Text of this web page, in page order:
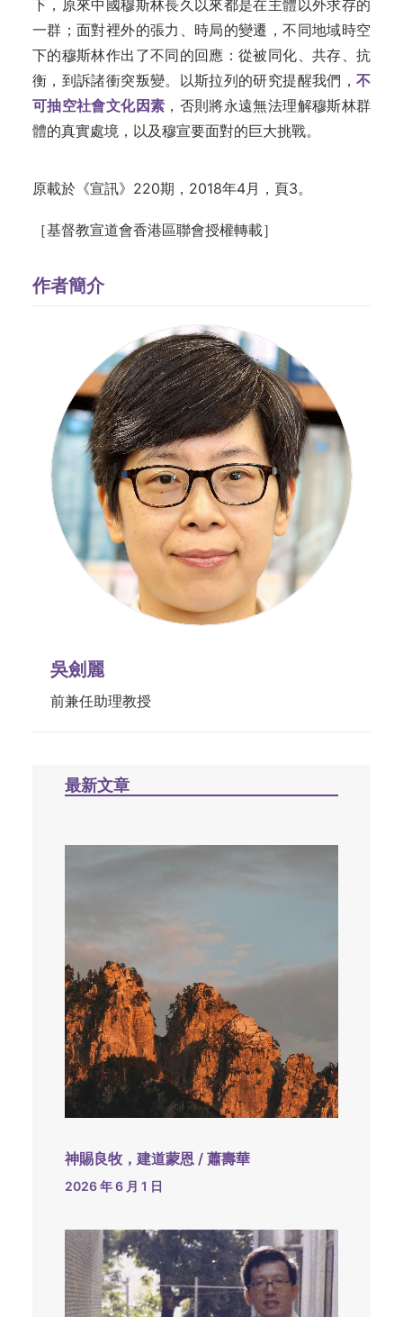
下，原來中國穆斯林長久以來都是在主體以外求存的
一群；面對裡外的張力、時局的變遷，不同地域時空
下的穆斯林作出了不同的回應：從被同化、共存、抗
衡，到訴諸衝突叛變。以斯拉列的研究提醒我們， 不
可抽空社會文化因素 ，否則將永遠無法理解穆斯林群
體的真實處境，以及穆宣要面對的巨大挑戰。
原載於《宣訊》220期，2018年4月，頁3。
［基督教宣道會香港區聯會授權轉載］
作者簡介
吳劍麗
前兼任助理教授
最新文章
神賜良牧，建道蒙恩 / 蕭壽華
2026 年 6 月 1 日